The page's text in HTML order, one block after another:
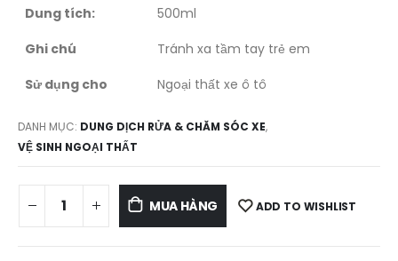
Dung tích:
500ml
Ghi chú
Tránh xa tầm tay trẻ em
Sử dụng cho
Ngoại thất xe ô tô
DANH MỤC: DUNG DỊCH RỬA & CHĂM SÓC XE,
VỆ SINH NGOẠI THẤT
MUA HÀNG ADD TO WISHLIST